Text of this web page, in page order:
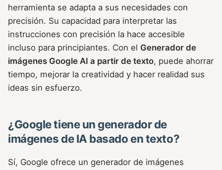
herramienta se adapta a sus necesidades con
precisión. Su capacidad para interpretar las
instrucciones con precisión la hace accesible
incluso para principiantes. Con el Generador de
imágenes Google AI a partir de texto, puede ahorrar
tiempo, mejorar la creatividad y hacer realidad sus
ideas sin esfuerzo.
¿Google tiene un generador de
imágenes de IA basado en texto?
Sí, Google ofrece un generador de imágenes